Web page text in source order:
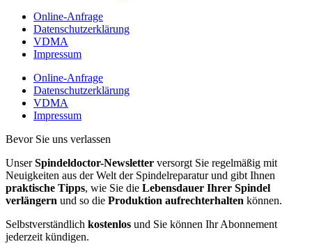
Online-Anfrage
Datenschutzerklärung
VDMA
Impressum
Online-Anfrage
Datenschutzerklärung
VDMA
Impressum
Bevor Sie uns verlassen
UnserSpindeldoctor-Newsletter versorgt Sie regelmäßig mit
Neuigkeiten aus der Welt der Spindelreparatur und gibt Ihnen
praktische Tipps, wie Sie die Lebensdauer Ihrer Spindel
verlängern und so die Produktion aufrechterhalten können.
Selbstverständlich kostenlos und Sie können Ihr Abonnement
jederzeit kündigen.